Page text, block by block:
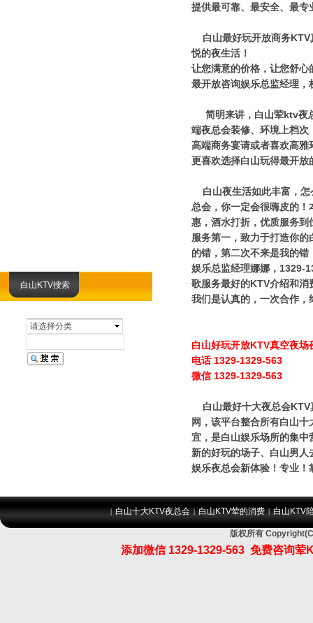
白山KTV搜索
请选择分类
提供最可靠、最安全、最
白山最好玩开放商务KTV
悦的夜生活！
让您满意的价格，让您舒
最开放咨询娱乐总监经理
简明来讲，白山荤ktv夜
端夜总会装修、环境上档
高端商务宴请或者喜欢高
更喜欢选择白山玩得最开
白山夜生活如此丰富，怎
总会，你一定会很嗨皮的
惠，酒水打折，优质服务
服务第一，致力于打造你
的错，第二次不来是我的
娱乐总监经理娜娜，1329-
歌服务最好的KTV介绍和消
我们是认真的，一次合作
白山好玩开放KTV真空夜
电话 1329-1329-563
微信 1329-1329-563
白山最好十大夜总会KTV
网，该平台整合所有白山
宜，是白山娱乐场所的集
新的好玩的场子、白山男
娱乐夜总会新体验！专业
|白山十大KTV夜总会 |白山KTV荤的消费 |白山KTV
版权所有
添加微信 1329-1329-563 免费咨询荤